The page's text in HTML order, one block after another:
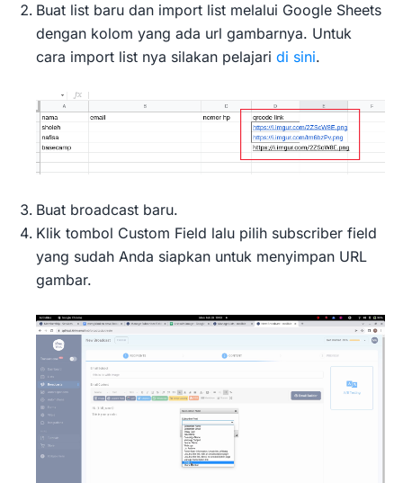
Buat list baru dan import list melalui Google Sheets
dengan kolom yang ada url gambarnya. Untuk
cara import list nya silakan pelajari di sini.
Buat broadcast baru.
Klik tombol Custom Field lalu pilih subscriber field
yang sudah Anda siapkan untuk menyimpan URL
gambar.